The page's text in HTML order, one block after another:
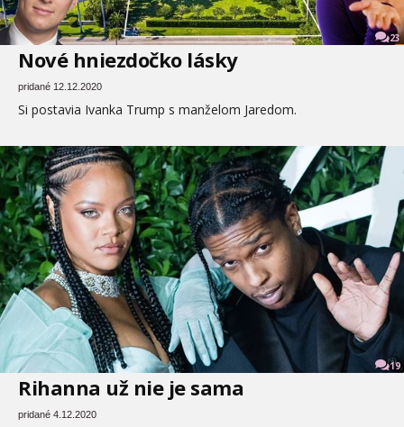
23
Nové hniezdočko lásky
pridané 12.12.2020
Si postavia Ivanka Trump s manželom Jaredom.
19
Rihanna už nie je sama
pridané 4.12.2020